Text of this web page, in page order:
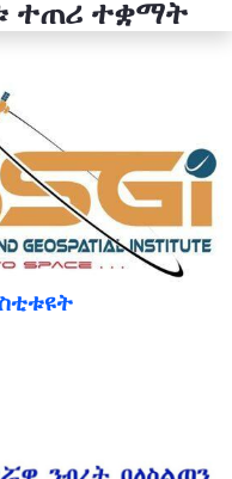
ተጠሪ ተቋማት